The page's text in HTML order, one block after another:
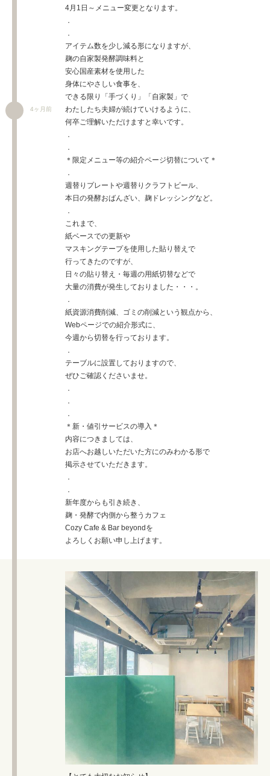
4ヶ月前
4月1日～メニュー変更となります。
．
．
アイテム数を少し減る形になりますが、
麹の自家製発酵調味料と
安心国産素材を使用した
身体にやさしい食事を、
できる限り「手づくり」「自家製」で
わたしたち夫婦が続けていけるように、
何卒ご理解いただけますと幸いです。
．
．
＊限定メニュー等の紹介ページ切替について＊
．
週替りプレートや週替りクラフトビール、
本日の発酵おばんざい、麹ドレッシングなど。
．
これまで、
紙ベースでの更新や
マスキングテープを使用した貼り替えで
行ってきたのですが、
日々の貼り替え・毎週の用紙切替などで
大量の消費が発生しておりました・・・。
．
紙資源消費削減、ゴミの削減という観点から、
Webページでの紹介形式に、
今週から切替を行っております。
．
テーブルに設置しておりますので、
ぜひご確認くださいませ。
．
．
．
＊新・値引サービスの導入＊
内容につきましては、
お店へお越しいただいた方にのみわかる形で
掲示させていただきます。
．
．
新年度からも引き続き、
麹・発酵で内側から整うカフェ
Cozy Cafe & Bar beyondを
よろしくお願い申し上げます。